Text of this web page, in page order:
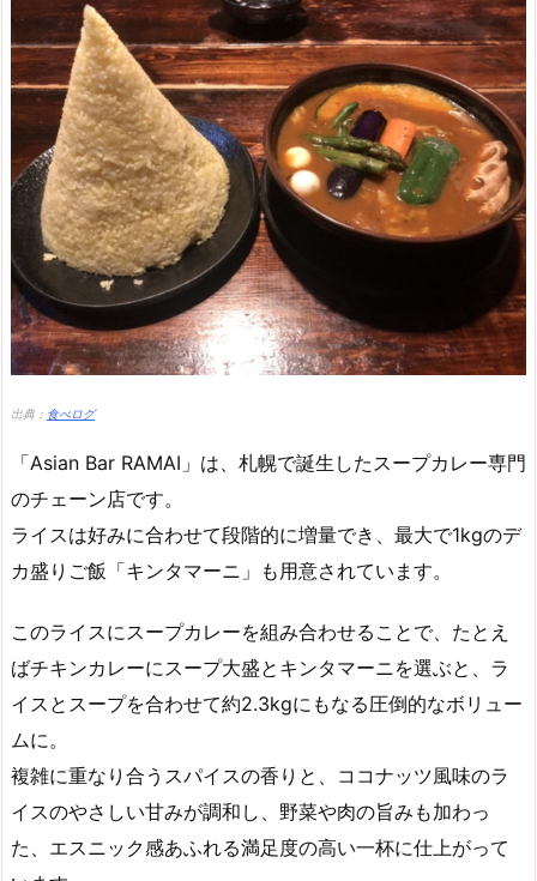
出典： 食べログ
「Asian Bar RAMAI」は、札幌で誕生したスープカレー専門
のチェーン店です。
ライスは好みに合わせて段階的に増量でき、最大で1kgのデ
カ盛りご飯「キンタマーニ」も用意されています。
このライスにスープカレーを組み合わせることで、たとえ
ばチキンカレーにスープ大盛とキンタマーニを選ぶと、ラ
イスとスープを合わせて約2.3kgにもなる圧倒的なボリュー
ムに。
複雑に重なり合うスパイスの香りと、ココナッツ風味のラ
イスのやさしい甘みが調和し、野菜や肉の旨みも加わっ
た、エスニック感あふれる満足度の高い一杯に仕上がって